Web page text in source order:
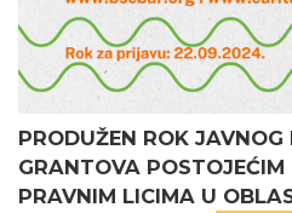
PRODUŽEN ROK
GRANTOVA
PRAVNIM LICIMA U